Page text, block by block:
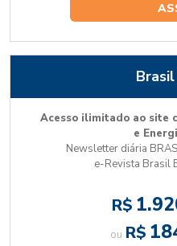
Acesso ilimitado ao site
e
Newsletter diária
e-Revista Brasil
R$
ou R$